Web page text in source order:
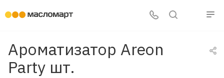
Ароматизатор Areon
Party шт.